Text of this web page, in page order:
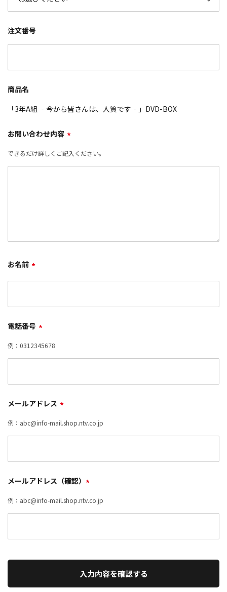
注文番号
商品名
「3年A組 ‐今から皆さんは、人質です‐」DVD-BOX
お問い合わせ内容 *
できるだけ詳しくご記入ください。
お名前 *
電話番号 *
例：0312345678
メールアドレス *
例：abc@info-mail.shop.ntv.co.jp
メールアドレス（確認） *
例：abc@info-mail.shop.ntv.co.jp
入力内容を確認する